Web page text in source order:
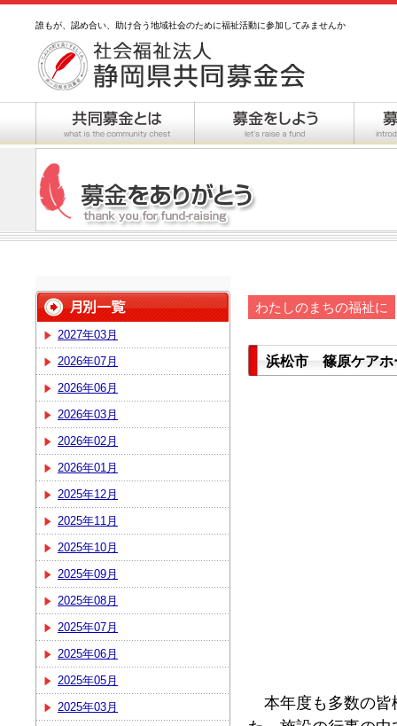
誰もが、認め合い、助け合う地域社会のために福祉活動に参加してみませんか
2027年03月
2026年07月
2026年06月
2026年03月
2026年02月
2026年01月
2025年12月
2025年11月
2025年10月
2025年09月
2025年08月
2025年07月
2025年06月
2025年05月
2025年03月
わたしのまちの福祉に
浜松市 篠原ケアホ
本年度も多数の皆